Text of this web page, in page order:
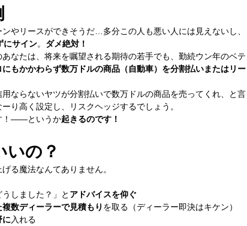
やリースができそうだ…多分この人も悪い人には見えないし、
にサイン。 ダメ絶対！
なたは、将来を嘱望される期待の若手でも、勤続ウン年のベテ
もかかわらず数万ドルの商品（自動車）を分割払いまたはリー
ならないヤツが分割払いで数万ドルの商品を売ってくれ、と言
り高く設定し、リスクヘッジするでしょう。
！――というか起きるのです！
いの？
る魔法なんてありません。
しました？」と アドバイスを仰ぐ
複数ディーラーで見積もり を取る（ディーラー即決はキケン）
に 入れる